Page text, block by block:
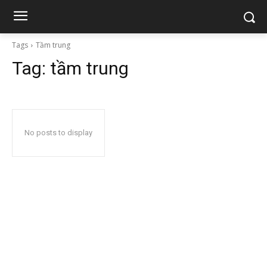
Tags Tầm trung
Tag: tầm trung
No posts to display